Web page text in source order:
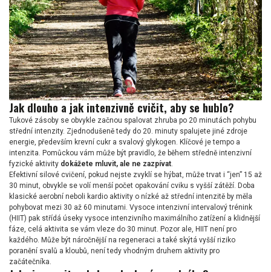
Jak dlouho a jak intenzivně cvičit, aby se hublo?
Tukové zásoby se obvykle začnou spalovat zhruba po 20 minutách pohybu
střední intenzity. Zjednodušeně tedy do 20. minuty spalujete jiné zdroje
energie, především krevní cukr a svalový glykogen. Klíčové je tempo a
intenzita. Pomůckou vám může být pravidlo, že během středně intenzivní
fyzické aktivity dokážete mluvit, ale ne zazpívat.
Efektivní silové cvičení, pokud nejste zvyklí se hýbat, může trvat i “jen” 15 až
30 minut, obvykle se volí menší počet opakování cviku s vyšší zátěží. Doba
klasické aerobní neboli kardio aktivity o nízké až střední intenzitě by měla
pohybovat mezi 30 až 60 minutami. Vysoce intenzivní intervalový trénink
(HIIT) pak střídá úseky vysoce intenzivního maximálního zatížení a klidnější
fáze, celá aktivita se vám vleze do 30 minut. Pozor ale, HIIT není pro
každého. Může být náročnější na regeneraci a také skýtá vyšší riziko
poranění svalů a kloubů, není tedy vhodným druhem aktivity pro
začátečníka.